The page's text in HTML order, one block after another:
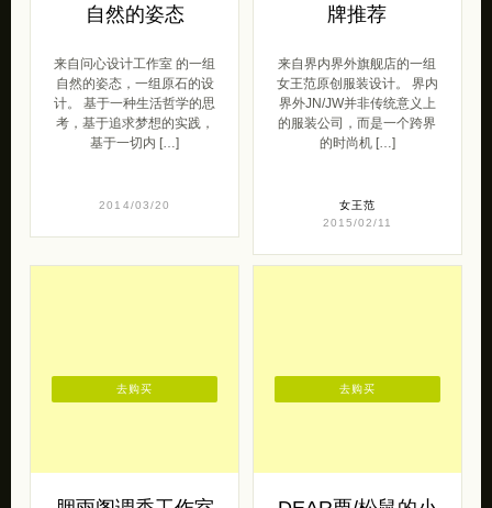
自然的姿态
来自问心设计工作室 的一组
自然的姿态，一组原石的设
计。 基于一种生活哲学的思
考，基于追求梦想的实践，
基于一切内 […]
2014/03/20
牌推荐
来自界内界外旗舰店的一组
女王范原创服装设计。 界内
界外JN/JW并非传统意义上
的服装公司，而是一个跨界
的时尚机 […]
女王范
2015/02/11
去购买 去购买